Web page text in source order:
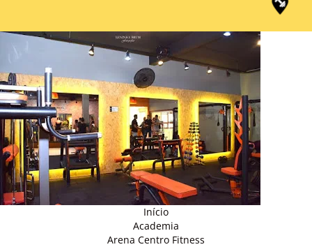
Início
Academia
Arena Centro Fitness